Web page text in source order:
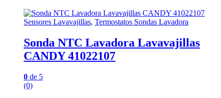
Sensores Lavavajillas, Termostatos Sondas Lavadora
Sonda NTC Lavadora Lavavajillas
CANDY 41022107
0 de 5
(0)